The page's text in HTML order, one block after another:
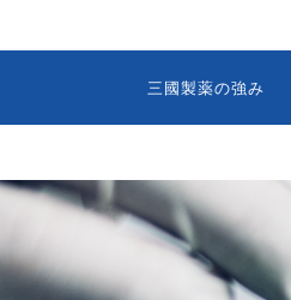
三國製薬の強み